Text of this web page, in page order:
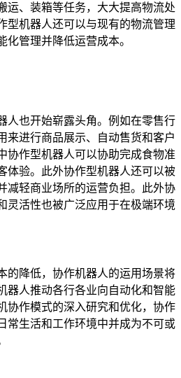
运、装箱等任务，大大提高物流处
型机器人还可以与现有的物流管理
化管理并降低运营成本。
人也开始崭露头角。例如在零售行
来进行商品展示、自动售货和客户
协作型机器人可以协助完成食物准
体验。此外协作型机器人还可以被
减轻商业场所的运营负担。此外协
灵活性也被广泛应用于在极端环境
的降低，协作机器人的运用场景将
器人推动各行各业向自动化和智能
协作模式的深入研究和优化，协作
常生活和工作环境中并成为不可或